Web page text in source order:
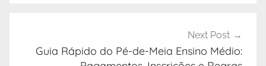
Next Post
Guia Rápido do Pé-de-Meia Ensino Médio: